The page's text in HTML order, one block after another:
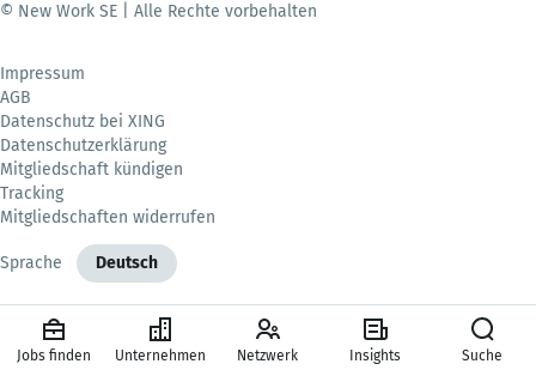
© New Work SE | Alle Rechte vorbehalten
Impressum
AGB
Datenschutz bei XING
Datenschutzerklärung
Mitgliedschaft kündigen
Tracking
Mitgliedschaften widerrufen
Sprache Deutsch
Jobs finden Unternehmen Netzwerk Insights Suche